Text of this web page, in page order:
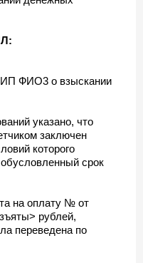
ФИО3 о взыскании
указано, что
заключен
которого
срок
на оплату № от
рублей,
переведена по